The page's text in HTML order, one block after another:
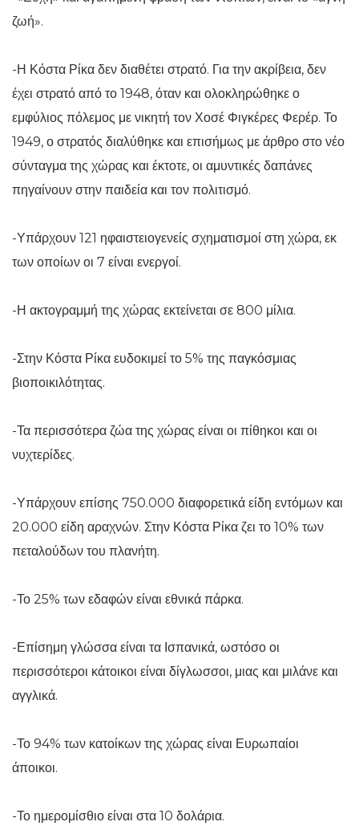
ζωή».
-Η Κόστα Ρίκα δεν διαθέτει στρατό. Για την ακρίβεια, δεν
έχει στρατό από το 1948, όταν και ολοκληρώθηκε ο
εμφύλιος πόλεμος με νικητή τον Χοσέ Φιγκέρες Φερέρ. Το
1949, ο στρατός διαλύθηκε και επισήμως με άρθρο στο νέο
σύνταγμα της χώρας και έκτοτε, οι αμυντικές δαπάνες
πηγαίνουν στην παιδεία και τον πολιτισμό.
-Υπάρχουν 121 ηφαιστειογενείς σχηματισμοί στη χώρα, εκ
των οποίων οι 7 είναι ενεργοί.
-Η ακτογραμμή της χώρας εκτείνεται σε 800 μίλια.
-Στην Κόστα Ρίκα ευδοκιμεί το 5% της παγκόσμιας
βιοποικιλότητας.
-Τα περισσότερα ζώα της χώρας είναι οι πίθηκοι και οι
νυχτερίδες.
-Υπάρχουν επίσης 750.000 διαφορετικά είδη εντόμων και
20.000 είδη αραχνών. Στην Κόστα Ρίκα ζει το 10% των
πεταλούδων του πλανήτη.
-Το 25% των εδαφών είναι εθνικά πάρκα.
-Επίσημη γλώσσα είναι τα Ισπανικά, ωστόσο οι
περισσότεροι κάτοικοι είναι δίγλωσσοι, μιας και μιλάνε και
αγγλικά.
-Το 94% των κατοίκων της χώρας είναι Ευρωπαίοι
άποικοι.
-Το ημερομίσθιο είναι στα 10 δολάρια.